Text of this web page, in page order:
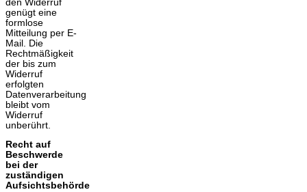
den Widerruf
genügt eine
formlose
Mitteilung per E-
Mail. Die
Rechtmäßigkeit
der bis zum
Widerruf
erfolgten
Datenverarbeitung
bleibt vom
Widerruf
unberührt.
Recht auf
Beschwerde
bei der
zuständigen
Aufsichtsbehörde